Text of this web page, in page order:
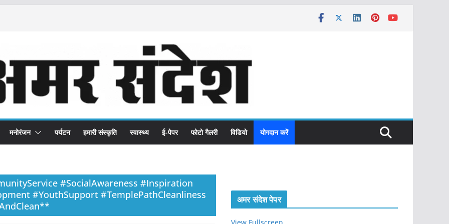
मनोरंजन पर्यटन हमारी संस्कृति स्वास्थ्य ई-पेपर फोटो गैलरी विडियो योगदान करें
#SocialAwareness #Inspiration
#YouthSupport #TemplePathCleanliness
अमर संदेश पेपर